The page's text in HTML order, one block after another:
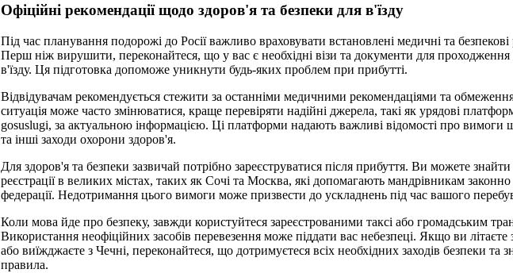
Офіційні рекомендації щодо здоров'я та безпеки для в'їзду
Під час планування подорожі до Росії важливо враховувати встановлені медичні та безпекові
Перш ніж вирушити, переконайтеся, що у вас є необхідні візи та документи для
в'їзду. Ця підготовка допоможе уникнути будь-яких проблем при прибутті.
Відвідувачам рекомендується стежити за останніми медичними рекомендаціями та
ситуація може часто змінюватися, краще перевіряти надійні джерела, такі як урядові
gosuslugi, за актуальною інформацією. Ці платформи надають важливі відомості про вимоги
та інші заходи охорони здоров'я.
Для здоров'я та безпеки зазвичай потрібно зареєструватися після прибуття. Ви можете
реєстрації в великих містах, таких як Сочі та Москва, які допомагають мандрівникам
федерації. Недотримання цього вимоги може призвести до ускладнень під час вашого
Коли мова йде про безпеку, завжди користуйтеся зареєстрованими таксі або громадським
Використання неофіційних засобів перевезення може піддати вас небезпеці. Якщо ви
або виїжджаєте з Чечні, переконайтеся, що дотримуєтеся всіх необхідних заходів безпеки та
правила.